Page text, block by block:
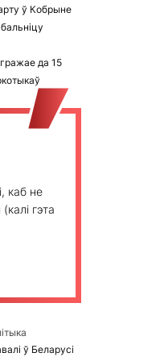
ў Кобрыне
да 15
каб не
гэта
ў Беларусі